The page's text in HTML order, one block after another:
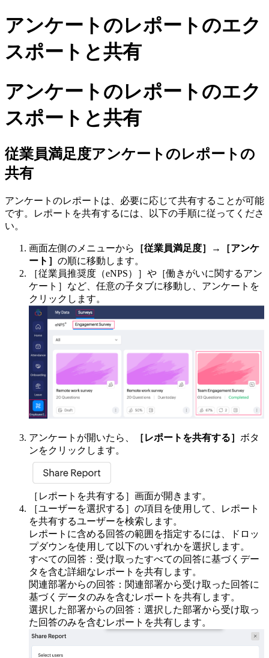
アンケートのレポートのエク
スポートと共有
アンケートのレポートのエク
スポートと共有
従業員満足度アンケートのレポートの
共有
アンケートのレポートは、必要に応じて共有することが可能
です。レポートを共有するには、以下の手順に従ってくださ
い。
画面左側のメニューから ［従業員満足度］ →
［アンケ
ート］ の順に移動します。
［従業員推奨度（eNPS）］や［働きがいに関するアン
ケート］など、任意の子タブに移動し、アンケートを
クリックします。
アンケートが開いたら、 ［レポートを共有する］ ボタ
ンをクリックします。
［レポートを共有する］画面が開きます。
［ユーザーを選択する］の項目を使用して、レポート
を共有するユーザーを検索します。
レポートに含める回答の範囲を指定するには、ドロッ
プダウンを使用して以下のいずれかを選択します。
すべての回答：受け取ったすべての回答に基づくデー
タを含む詳細なレポートを共有します。
関連部署からの回答：関連部署から受け取った回答に
基づくデータのみを含むレポートを共有します。
選択した部署からの回答：選択した部署から受け取っ
た回答のみを含むレポートを共有します。